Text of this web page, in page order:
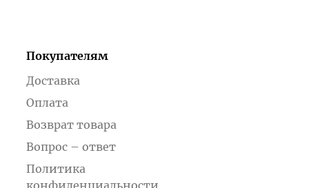
Покупателям
Доставка
Оплата
Возврат товара
Вопрос – ответ
Политика